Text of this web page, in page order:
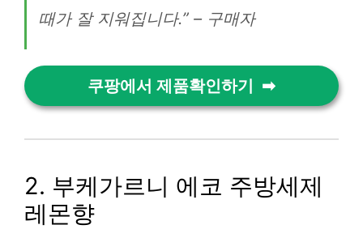
때가 잘 지워집니다.” – 구매자
쿠팡에서 제품확인하기
2. 부케가르니 에코 주방세제
레몬향